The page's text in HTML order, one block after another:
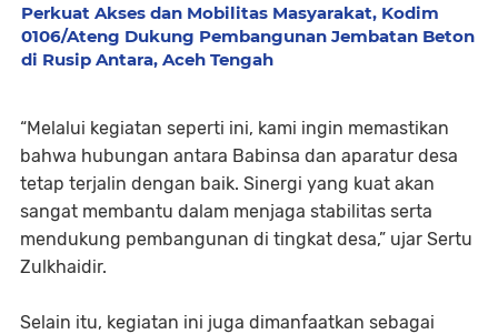
Perkuat Akses dan Mobilitas Masyarakat, Kodim
0106/Ateng Dukung Pembangunan Jembatan Beton
di Rusip Antara, Aceh Tengah
“Melalui kegiatan seperti ini, kami ingin memastikan
bahwa hubungan antara Babinsa dan aparatur desa
tetap terjalin dengan baik. Sinergi yang kuat akan
sangat membantu dalam menjaga stabilitas serta
mendukung pembangunan di tingkat desa,” ujar Sertu
Zulkhaidir.
Selain itu, kegiatan ini juga dimanfaatkan sebagai